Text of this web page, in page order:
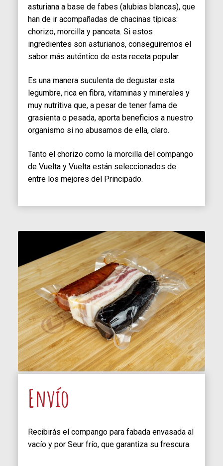
asturiana a base de fabes (alubias blancas), que
han de ir acompañadas de chacinas típicas:
chorizo, morcilla y panceta. Si estos
ingredientes son asturianos, conseguiremos el
sabor más auténtico de esta receta popular.
Es una manera suculenta de degustar esta
legumbre, rica en fibra, vitaminas y minerales y
muy nutritiva que, a pesar de tener fama de
grasienta o pesada, aporta beneficios a nuestro
organismo si no abusamos de ella, claro.
Tanto el chorizo como la morcilla del compango
de Vuelta y Vuelta están seleccionados de
entre los mejores del Principado.
Envío
Recibirás el compango para fabada envasada al
vacío y por Seur frío, que garantiza su frescura.